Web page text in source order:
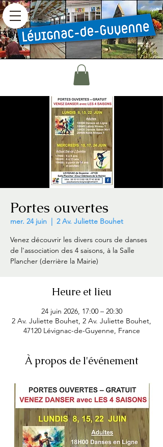
Portes ouvertes
mer. 24 juin
  |
2 Av. Juliette Bouhet
Venez découvrir les divers cours de danses
de l'association des 4 saisons, à la Salle
Plancher (derrière la Mairie)
Heure et lieu
24 juin 2026, 17:00 – 20:30
2 Av. Juliette Bouhet, 2 Av. Juliette Bouhet,
47120 Lévignac-de-Guyenne, France
À propos de l'événement